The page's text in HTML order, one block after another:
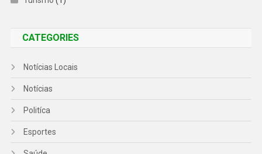
CATEGORIES
Notícias Locais
Notícias
Politíca
Esportes